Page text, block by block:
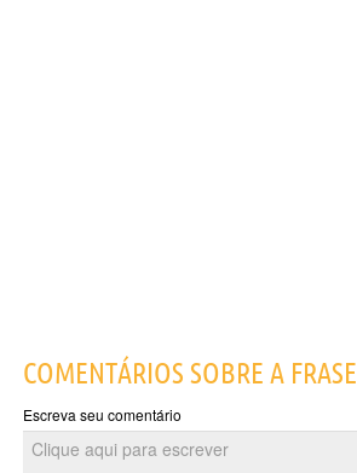
COMENTÁRIOS SOBRE A FRASE
Escreva seu comentário